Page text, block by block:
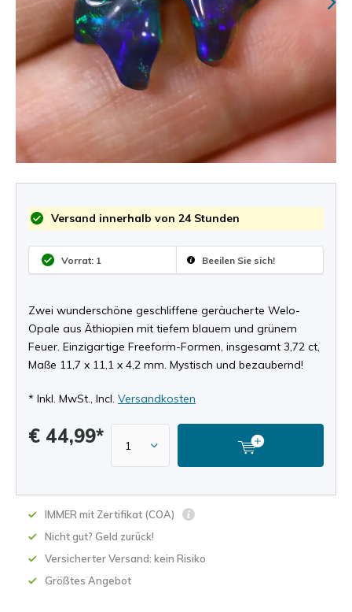
Versand innerhalb von 24 Stunden
Vorrat: 1 Beeilen Sie sich!
Zwei wunderschöne geschliffene geräucherte Welo-
Opale aus Äthiopien mit tiefem blauem und grünem
Feuer. Einzigartige Freeform-Formen, insgesamt 3,72 ct,
Maße 11,7 x 11,1 x 4,2 mm. Mystisch und bezaubernd!
* Inkl. MwSt., Incl. Versandkosten
€ 44,99*
IMMER mit Zertifikat (COA)
Nicht gut? Geld zurück!
Versicherter Versand: kein Risiko
Größtes Angebot